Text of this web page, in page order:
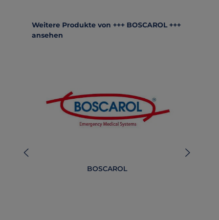
Produktgalerie überspringen
Weitere Produkte von +++ BOSCAROL +++
ansehen
BOSCAROL